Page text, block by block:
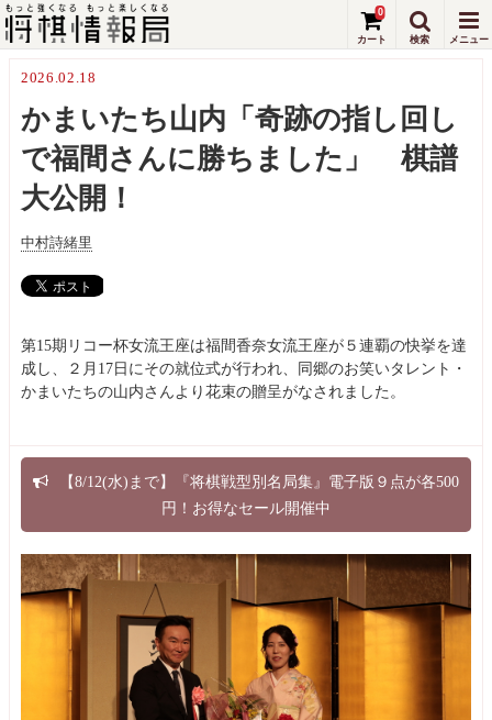
0
2026.02.18
かまいたち山内「奇跡の指し回し
で福間さんに勝ちました」 棋譜
大公開！
中村詩緒里
第15期リコー杯女流王座は福間香奈女流王座が５連覇の快挙を達
成し、２月17日にその就位式が行われ、同郷のお笑いタレント・
かまいたちの山内さんより花束の贈呈がなされました。
【8/12(水)まで】『将棋戦型別名局集』電子版９点が各500
円！お得なセール開催中